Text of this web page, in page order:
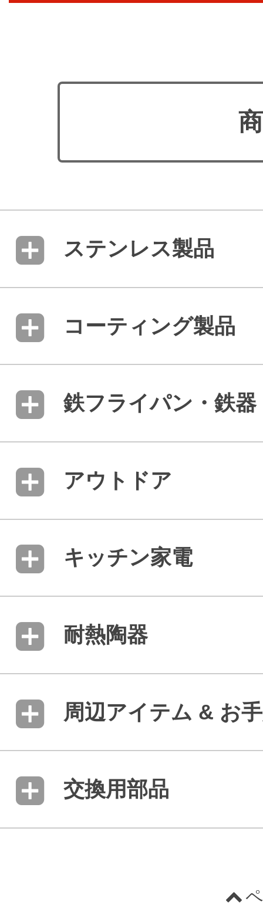
ステンレス製品
コーティング製品
鉄フライパン・鉄器
アウトドア
キッチン家電
耐熱陶器
周辺アイテム & お
交換用部品